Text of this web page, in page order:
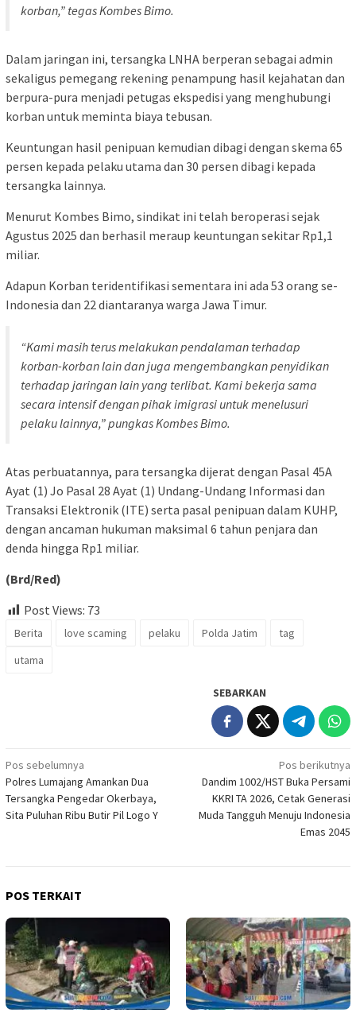
korban,” tegas Kombes Bimo.
Dalam jaringan ini, tersangka LNHA berperan sebagai admin
sekaligus pemegang rekening penampung hasil kejahatan dan
berpura-pura menjadi petugas ekspedisi yang menghubungi
korban untuk meminta biaya tebusan.
Keuntungan hasil penipuan kemudian dibagi dengan skema 65
persen kepada pelaku utama dan 30 persen dibagi kepada
tersangka lainnya.
Menurut Kombes Bimo, sindikat ini telah beroperasi sejak
Agustus 2025 dan berhasil meraup keuntungan sekitar Rp1,1
miliar.
Adapun Korban teridentifikasi sementara ini ada 53 orang se-
Indonesia dan 22 diantaranya warga Jawa Timur.
“Kami masih terus melakukan pendalaman terhadap
korban-korban lain dan juga mengembangkan penyidikan
terhadap jaringan lain yang terlibat. Kami bekerja sama
secara intensif dengan pihak imigrasi untuk menelusuri
pelaku lainnya,” pungkas Kombes Bimo.
Atas perbuatannya, para tersangka dijerat dengan Pasal 45A
Ayat (1) Jo Pasal 28 Ayat (1) Undang-Undang Informasi dan
Transaksi Elektronik (ITE) serta pasal penipuan dalam KUHP,
dengan ancaman hukuman maksimal 6 tahun penjara dan
denda hingga Rp1 miliar.
(Brd/Red)
Post Views: 73
Berita love scaming pelaku Polda Jatim
tag
utama
SEBARKAN
Navigasi
pos
Pos sebelumnya
Polres Lumajang Amankan Dua
Tersangka Pengedar Okerbaya,
Sita Puluhan Ribu Butir Pil Logo Y
Pos berikutnya
Dandim 1002/HST Buka Persami
KKRI TA 2026, Cetak Generasi
Muda Tangguh Menuju Indonesia
Emas 2045
POS TERKAIT